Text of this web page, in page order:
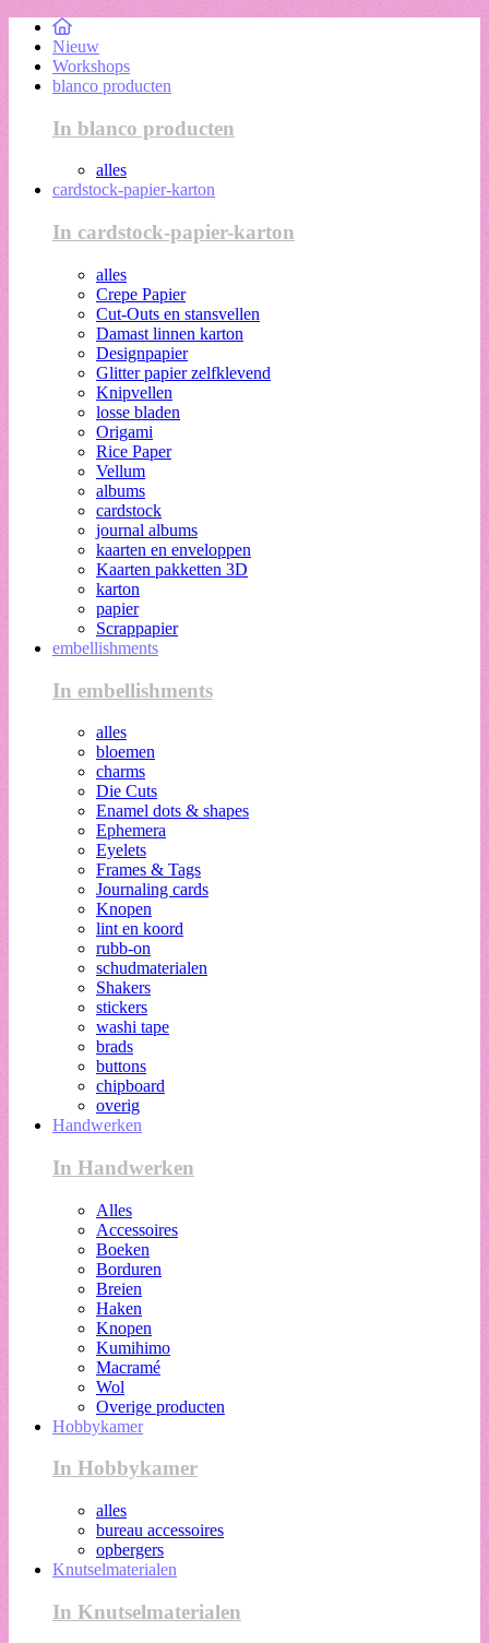
Nieuw
Workshops
blanco producten
In blanco producten
alles
cardstock-papier-karton
In cardstock-papier-karton
alles
Crepe Papier
Cut-Outs en stansvellen
Damast linnen karton
Designpapier
Glitter papier zelfklevend
Knipvellen
losse bladen
Origami
Rice Paper
Vellum
albums
cardstock
journal albums
kaarten en enveloppen
Kaarten pakketten 3D
karton
papier
Scrappapier
embellishments
In embellishments
alles
bloemen
charms
Die Cuts
Enamel dots & shapes
Ephemera
Eyelets
Frames & Tags
Journaling cards
Knopen
lint en koord
rubb-on
schudmaterialen
Shakers
stickers
washi tape
brads
buttons
chipboard
overig
Handwerken
In Handwerken
Alles
Accessoires
Boeken
Borduren
Breien
Haken
Knopen
Kumihimo
Macramé
Wol
Overige producten
Hobbykamer
In Hobbykamer
alles
bureau accessoires
opbergers
Knutselmaterialen
In Knutselmaterialen